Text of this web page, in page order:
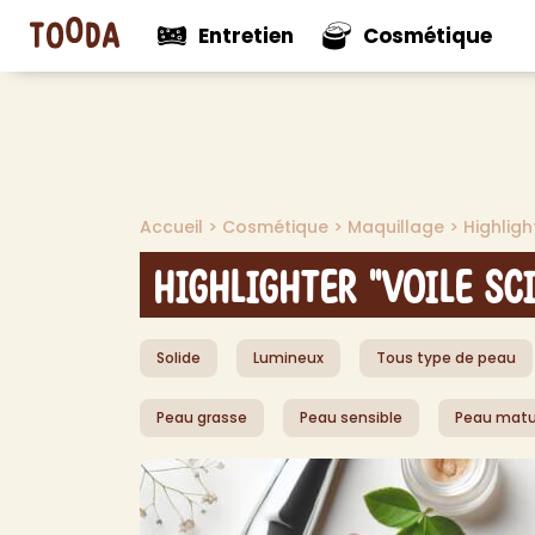
Entretien
Nouveautés
>
Cosmétique
Accueil > Cosmétique > Maquillage >
Highlighter "Voile
Solide Lumineux Tous type de peau
Peau grasse Peau sensible Peau